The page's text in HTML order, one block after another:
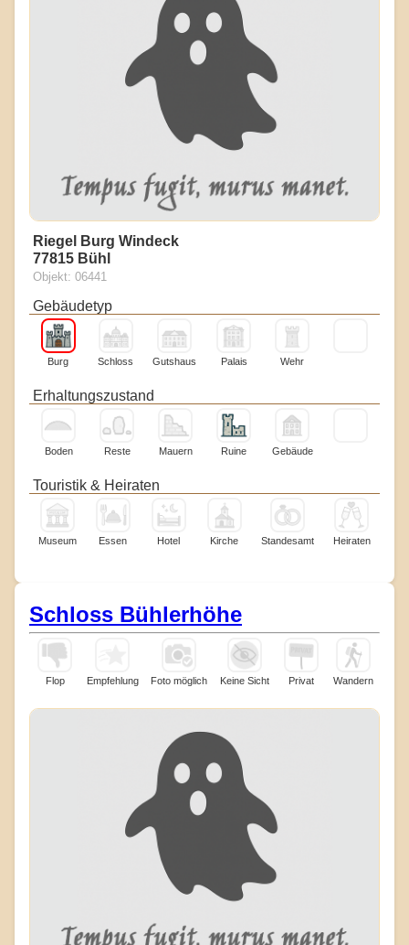
Riegel Burg Windeck
77815 Bühl
Objekt: 06441
Gebäudetyp
Burg Schloss Gutshaus Palais Wehr
Erhaltungszustand
Boden Reste Mauern Ruine Gebäude
Touristik & Heiraten
Museum Essen Hotel Kirche Standesamt Heiraten
Schloss Bühlerhöhe
Flop Empfehlung Foto möglich Keine Sicht Privat Wandern